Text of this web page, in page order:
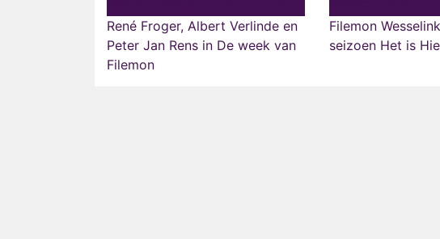
René Froger, Albert Verlinde en
Peter Jan Rens in De week van
Filemon
Filemon
seizoen Het is